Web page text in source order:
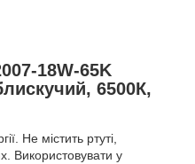
18W-65K
6500К,
Не містить ртуті,
Використовувати у